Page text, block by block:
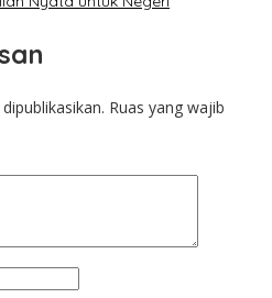
Ruas yang wajib